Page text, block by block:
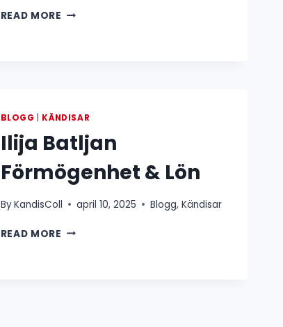
READ MORE GLENN
BLOGG KÄNDISAR
Ilija Batljan
Förmögenhet & Lön
ByKandisColl april 10, 2025 Blogg, Kändisar
READ MORE ILIJA